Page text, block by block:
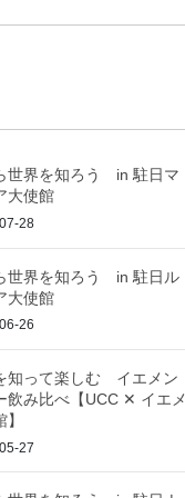
世界を知ろう in 駐日マ
大使館
28
世界を知ろう in 駐日ル
大使館
26
知って楽しむ イエメン
飲み比べ【UCC ✕ イエメ
27